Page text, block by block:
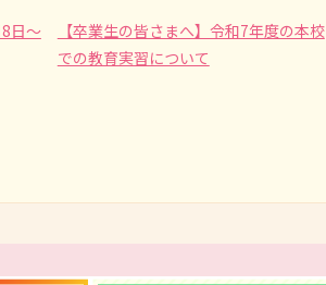
日～
【卒業生の皆さまへ】令和7年度の本校
での教育実習について